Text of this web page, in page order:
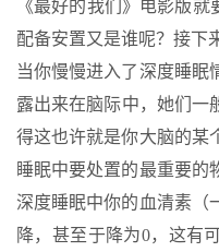
《最好的我们》电影版
配备安置又是谁呢？接下
当你慢慢进入了深度睡眠
露出来在脑际中，她们
得这也许就是你大脑的某
睡眠中要处置的最重要的
深度睡眠中你的血清素（
降，甚至于降为0，这有